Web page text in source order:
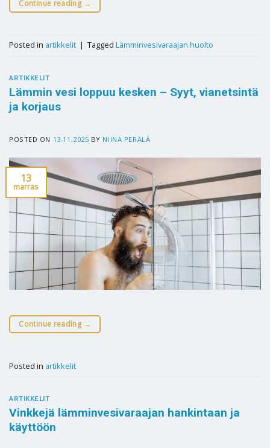
Continue reading →
Posted in artikkelit | Tagged Lämminvesivaraajan huolto
ARTIKKELIT
Lämmin vesi loppuu kesken – Syyt, vianetsintä
ja korjaus
POSTED ON 13.11.2025 BY NIINA PERÄLÄ
13
marras
Continue reading →
Posted in artikkelit
ARTIKKELIT
Vinkkejä lämminvesivaraajan hankintaan ja
käyttöön